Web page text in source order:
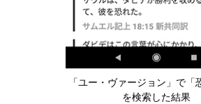
「ユー・ヴァージョン」で「
を検索した結果